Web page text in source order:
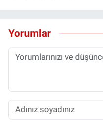
Yorumlar